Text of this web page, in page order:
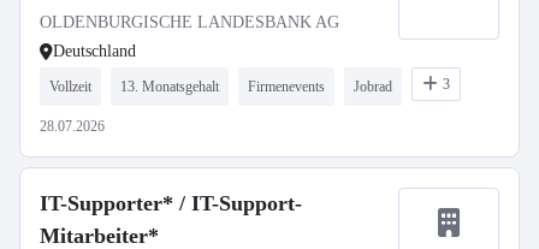
OLDENBURGISCHE LANDESBANK AG
Deutschland
Vollzeit 13. Monatsgehalt Firmenevents Jobrad 3
28.07.2026
IT-Supporter* / IT-Support-
Mitarbeiter*